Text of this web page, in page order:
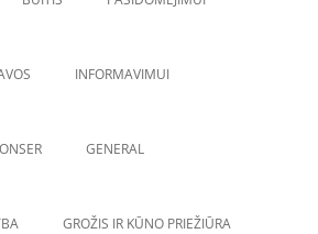
ĮRANGA
ŠVAROS PREKĖS
INFORMAVIMUI
GENERAL
GROŽIS IR KŪNO PRIEŽIŪRA